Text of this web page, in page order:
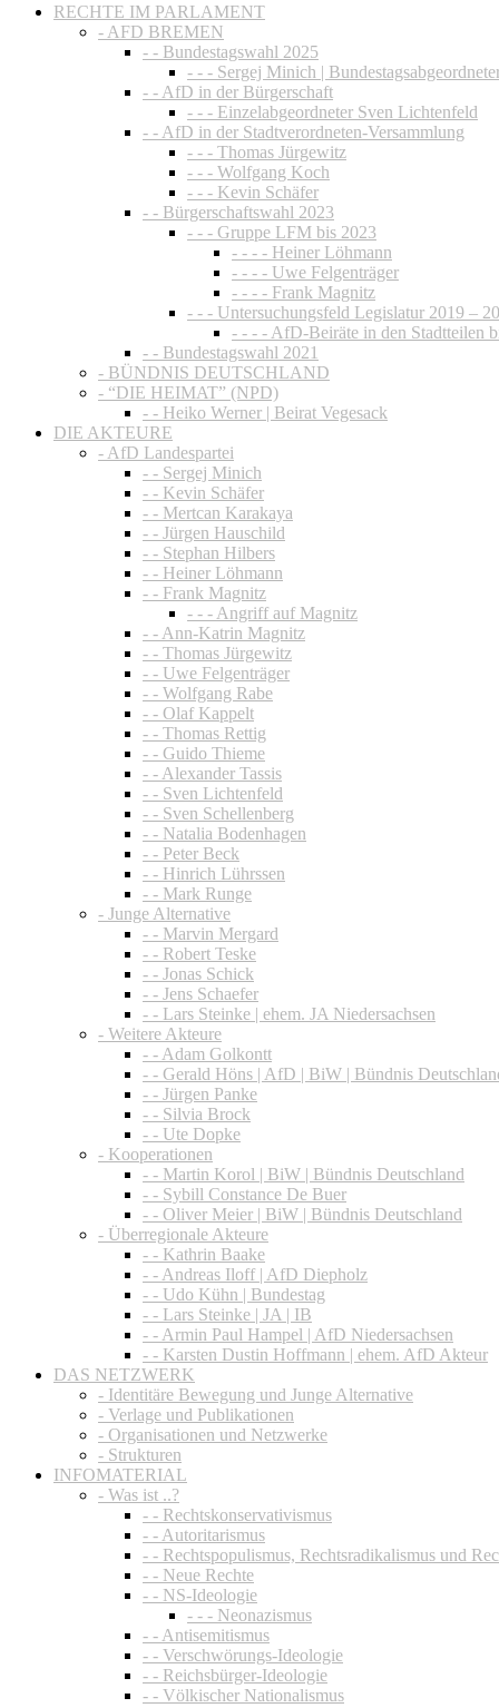
RECHTE IM PARLAMENT
- AFD BREMEN
- - Bundestagswahl 2025
- - - Sergej Minich |
- - AfD in der Bürgerschaft
- - - Einzelabgeordneter Sven Lichtenfeld
- - AfD in der Stadtverordneten-Versammlung
- - - Thomas Jürgewitz
- - - Wolfgang Koch
- - - Kevin Schäfer
- - Bürgerschaftswahl 2023
- - - Gruppe LFM bis 2023
- - - - Heiner Löhmann
- - - - Uwe Felgenträger
- - - - Frank Magnitz
- - - Untersuchungsfeld Legislatur 2019 –
- - - - AfD-Beiräte in den Stadtteilen
- - Bundestagswahl 2021
- BÜNDNIS DEUTSCHLAND
- “DIE HEIMAT” (NPD)
- - Heiko Werner | Beirat Vegesack
DIE AKTEURE
- AfD Landespartei
- - Sergej Minich
- - Kevin Schäfer
- - Mertcan Karakaya
- - Jürgen Hauschild
- - Stephan Hilbers
- - Heiner Löhmann
- - Frank Magnitz
- - - Angriff auf Magnitz
- - Ann-Katrin Magnitz
- - Thomas Jürgewitz
- - Uwe Felgenträger
- - Wolfgang Rabe
- - Olaf Kappelt
- - Thomas Rettig
- - Guido Thieme
- - Alexander Tassis
- - Sven Lichtenfeld
- - Sven Schellenberg
- - Natalia Bodenhagen
- - Peter Beck
- - Hinrich Lührssen
- - Mark Runge
- Junge Alternative
- - Marvin Mergard
- - Robert Teske
- - Jonas Schick
- - Jens Schaefer
- - Lars Steinke | ehem. JA Niedersachsen
- Weitere Akteure
- - Adam Golkontt
- - Gerald Höns | AfD | BiW | Bündnis
- - Jürgen Panke
- - Silvia Brock
- - Ute Dopke
- Kooperationen
- - Martin Korol | BiW | Bündnis Deutschland
- - Sybill Constance De Buer
- - Oliver Meier | BiW | Bündnis Deutschland
- Überregionale Akteure
- - Kathrin Baake
- - Andreas Iloff | AfD Diepholz
- - Udo Kühn | Bundestag
- - Lars Steinke | JA | IB
- - Armin Paul Hampel | AfD Niedersachsen
- - Karsten Dustin Hoffmann | ehem. AfD Akteur
DAS NETZWERK
- Identitäre Bewegung und Junge Alternative
- Verlage und Publikationen
- Organisationen und Netzwerke
- Strukturen
INFOMATERIAL
- Was ist ..?
- - Rechtskonservativismus
- - Autoritarismus
- - Rechtspopulismus, Rechtsradikalismus und
- - Neue Rechte
- - NS-Ideologie
- - - Neonazismus
- - Antisemitismus
- - Verschwörungs-Ideologie
- - Reichsbürger-Ideologie
- - Völkischer Nationalismus